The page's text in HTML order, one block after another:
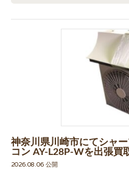
神奈川県川崎市にてシャ
コン AY-L28P-Wを出張買
2026.08.06 公開